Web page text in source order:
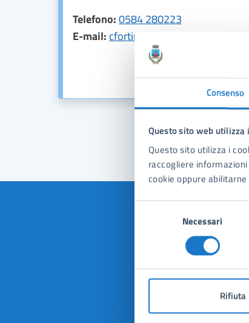
Consenso
Questo sito web utilizza
Questo sito utilizza i
raccogliere
cookie oppure
Necessari
Rifiuta
Telefono:0584 280223
E-mail: cfortini@comunefdm.it
«